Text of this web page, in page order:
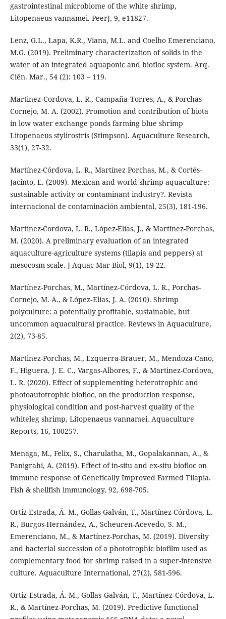
gastrointestinal microbiome of the white shrimp,
Litopenaeus vannamei. PeerJ, 9, e11827.
Lenz, G.L., Lapa, K.R., Viana, M.L. and Coelho Emerenciano,
M.G. (2019). Preliminary characterization of solids in the
water of an integrated aquaponic and biofloc system. Arq.
Ciên. Mar., 54 (2): 103 – 119.
Martinez‐Cordova, L. R., Campaña‐Torres, A., & Porchas‐
Cornejo, M. A. (2002). Promotion and contribution of biota
in low water exchange ponds farming blue shrimp
Litopenaeus stylirostris (Stimpson). Aquaculture Research,
33(1), 27-32.
Martínez-Córdova, L. R., Martínez Porchas, M., & Cortés-
Jacinto, E. (2009). Mexican and world shrimp aquaculture:
sustainable activity or contaminant industry?. Revista
internacional de contaminación ambiental, 25(3), 181-196.
Martinez-Cordova, L. R., López-Elías, J., & Martinez-Porchas,
M. (2020). A preliminary evaluation of an integrated
aquaculture-agriculture systems (tilapia and peppers) at
mesocosm scale. J Aquac Mar Biol, 9(1), 19-22.
Martínez‐Porchas, M., Martínez‐Córdova, L. R., Porchas‐
Cornejo, M. A., & López‐Elías, J. A. (2010). Shrimp
polyculture: a potentially profitable, sustainable, but
uncommon aquacultural practice. Reviews in Aquaculture,
2(2), 73-85.
Martinez-Porchas, M., Ezquerra-Brauer, M., Mendoza-Cano,
F., Higuera, J. E. C., Vargas-Albores, F., & Martinez-Cordova,
L. R. (2020). Effect of supplementing heterotrophic and
photoautotrophic biofloc, on the production response,
physiological condition and post-harvest quality of the
whiteleg shrimp, Litopenaeus vannamei. Aquaculture
Reports, 16, 100257.
Menaga, M., Felix, S., Charulatha, M., Gopalakannan, A., &
Panigrahi, A. (2019). Effect of in-situ and ex-situ biofloc on
immune response of Genetically Improved Farmed Tilapia.
Fish & shellfish immunology, 92, 698-705.
Ortiz-Estrada, Á. M., Gollas-Galván, T., Martínez-Córdova, L.
R., Burgos-Hernández, A., Scheuren-Acevedo, S. M.,
Emerenciano, M., & Martínez-Porchas, M. (2019). Diversity
and bacterial succession of a phototrophic biofilm used as
complementary food for shrimp raised in a super-intensive
culture. Aquaculture International, 27(2), 581-596.
Ortiz‐Estrada, Á. M., Gollas‐Galván, T., Martínez‐Córdova, L.
R., & Martínez‐Porchas, M. (2019). Predictive functional